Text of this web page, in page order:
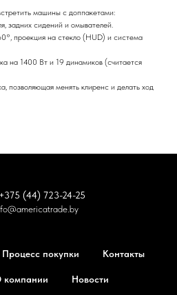
машины с доппакетами:
задних сидений и омывателей.
проекция на стекло (HUD) и система
на 1400 Вт и 19 динамиков (считается
позволяющая менять клиренс и делать ход
+375 (44) 723-24-25
Процесс покупки Контакты
компании Новости